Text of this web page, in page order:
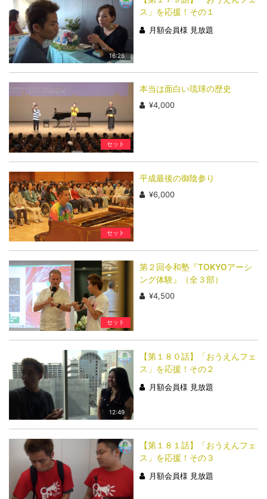
16:26
ス」を応援！その１
月額会員様 見放題
セット
本当は面白い琉球の歴史
¥4,000
セット
平成最後の御陰参り
¥6,000
セット
第２回令和塾『TOKYOアーシ
ング体験』（全３部）
¥4,500
12:49
【第１８０話】「おうえんフェ
ス」を応援！その２
月額会員様 見放題
【第１８１話】「おうえんフェ
ス」を応援！その３
月額会員様 見放題